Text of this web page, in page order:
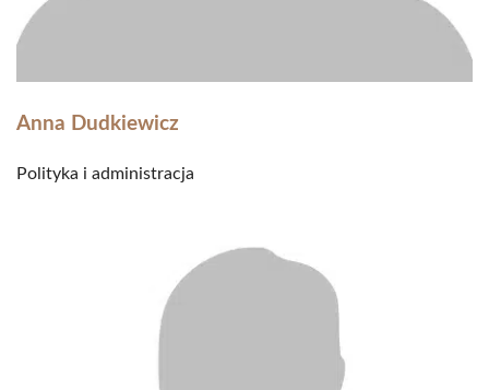
Anna Dudkiewicz
Polityka i administracja